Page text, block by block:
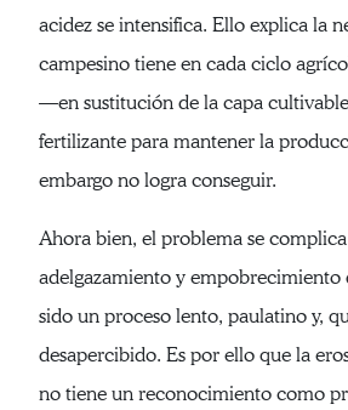
acidez se intensifica. Ello explica la
campesino tiene en cada ciclo
—en sustitución de la capa
fertilizante para mantener la
embargo no logra conseguir.
Ahora bien, el problema se
adelgazamiento y empobrecimiento
sido un proceso lento, paulatino y,
desapercibido. Es por ello que la
no tiene un reconocimiento como